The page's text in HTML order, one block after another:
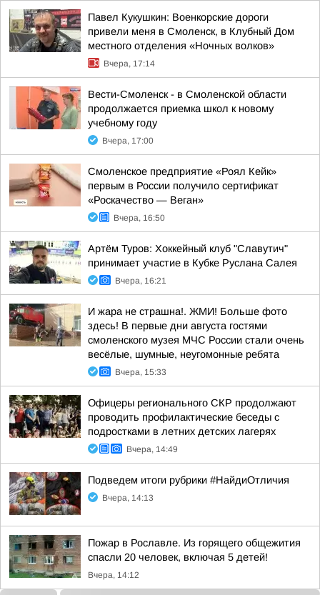
Павел Кукушкин: Военкорские дороги
привели меня в Смоленск, в Клубный Дом
местного отделения «Ночных волков»
Вчера, 17:14
Вести-Смоленск - в Смоленской области
продолжается приемка школ к новому
учебному году
Вчера, 17:00
Смоленское предприятие «Роял Кейк»
первым в России получило сертификат
«Роскачество — Веган»
Вчера, 16:50
Артём Туров: Хоккейный клуб "Славутич"
принимает участие в Кубке Руслана Салея
Вчера, 16:21
И жара не страшна!. ЖМИ! Больше фото
здесь! В первые дни августа гостями
смоленского музея МЧС России стали очень
весёлые, шумные, неугомонные ребята
Вчера, 15:33
Офицеры регионального СКР продолжают
проводить профилактические беседы с
подростками в летних детских лагерях
Вчера, 14:49
Подведем итоги рубрики #НайдиОтличия
Вчера, 14:13
Пожар в Рославле. Из горящего общежития
спасли 20 человек, включая 5 детей!
Вчера, 14:12